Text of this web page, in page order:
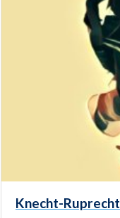
Knecht-Ruprecht